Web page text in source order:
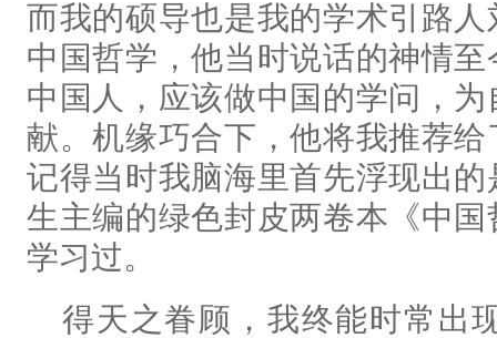
而我的硕导也是我的学术引路
中国哲学，他当时说话的神情
中国人，应该做中国的学问，
献。机缘巧合下，他将我推荐
记得当时我脑海里首先浮现出
生主编的绿色封皮两卷本《中
学习过。
得天之眷顾，我终能时常出